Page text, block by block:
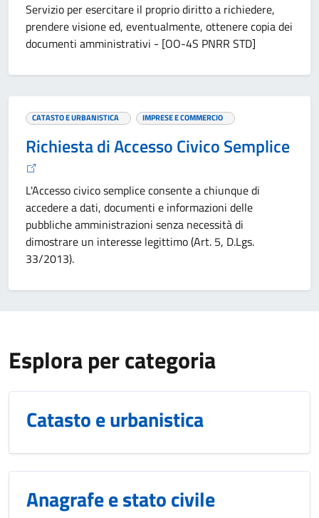
Servizio per esercitare il proprio diritto a richiedere,
prendere visione ed, eventualmente, ottenere copia dei
documenti amministrativi - [OO-4S PNRR STD]
CATASTO E URBANISTICA IMPRESE E COMMERCIO
Richiesta di Accesso Civico Semplice
L'Accesso civico semplice consente a chiunque di
accedere a dati, documenti e informazioni delle
pubbliche amministrazioni senza necessità di
dimostrare un interesse legittimo (Art. 5, D.Lgs.
33/2013).
Esplora per categoria
Catasto e urbanistica
Anagrafe e stato civile